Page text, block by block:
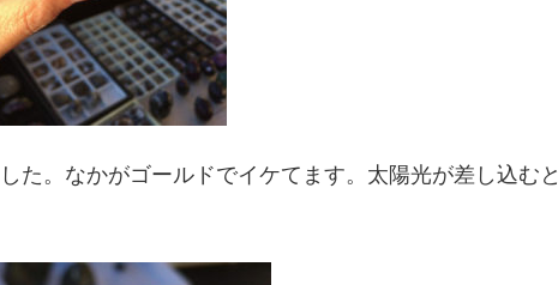
た。なかがゴールドでイケてます。太陽光が差し込むと